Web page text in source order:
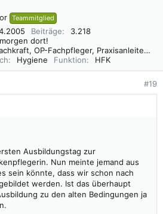
Teammitglied
Beiträge
3.218
dort!
Hygienefachkraft, OP-Fachpfleger, Praxisanleiter (DBfK),
Hygiene Funktion HFK
#19
Ausbildungstag zur
Nun meinte jemand aus
sein könnte, dass wir schon nach
werden. Ist das überhaupt
zu den alten Bedingungen ja